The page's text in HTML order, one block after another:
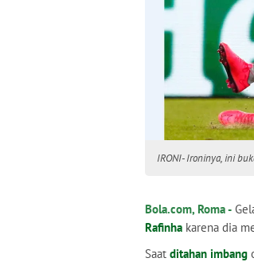
IRONI- Ironinya, ini
Bola.com, Roma -
Rafinha karena dia
Saat ditahan imbang